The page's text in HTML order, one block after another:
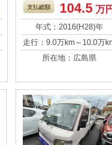
燃費ということだ
を考えたら、こん
に良い車はなかっ
と思います。 事情
ちょっと狭くなっ
ので手放すことを
えています。 よろ
くお願いします。
支払総額 104.5万
年式：2016(H28)年
走行：9.0万km～10.0万
所在地：広島県